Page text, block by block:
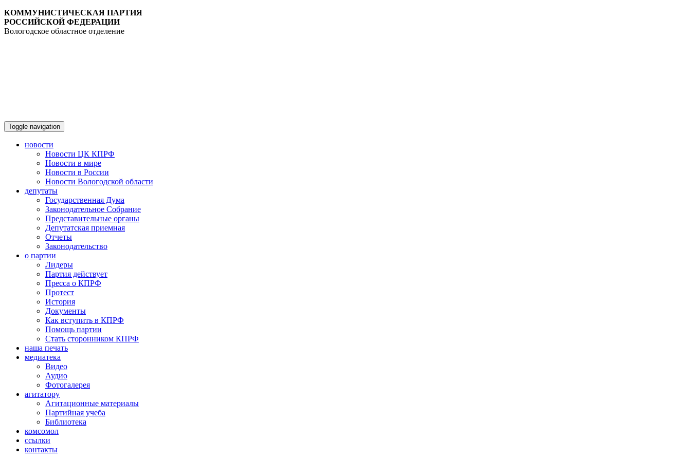
КОММУНИСТИЧЕСКАЯ ПАРТИЯ
РОССИЙСКОЙ ФЕДЕРАЦИИ
Вологодское областное отделение
Toggle navigation
новости
Новости ЦК КПРФ
Новости в мире
Новости в России
Новости Вологодской области
депутаты
Государственная Дума
Законодательное Собрание
Представительные органы
Депутатская приемная
Отчеты
Законодательство
о партии
Лидеры
Партия действует
Пресса о КПРФ
Протест
История
Документы
Как вступить в КПРФ
Помощь партии
Стать сторонником КПРФ
наша печать
медиатека
Видео
Аудио
Фотогалерея
агитатору
Агитационные материалы
Партийная учеба
Библиотека
комсомол
ссылки
контакты